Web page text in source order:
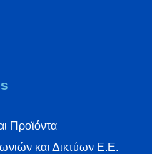
Προϊόντα
και Δικτύων Ε.Ε.